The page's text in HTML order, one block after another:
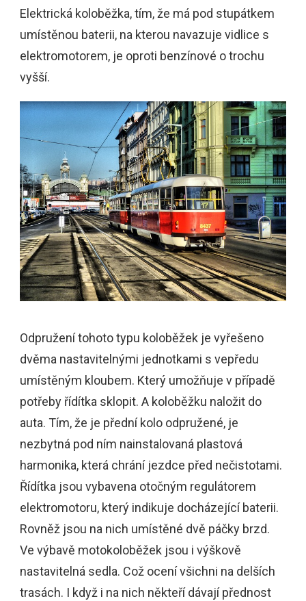
Elektrická koloběžka, tím, že má pod stupátkem
umístěnou baterii, na kterou navazuje vidlice s
elektromotorem, je oproti benzínové o trochu
vyšší.
Odpružení tohoto typu koloběžek je vyřešeno
dvěma nastavitelnými jednotkami s vepředu
umístěným kloubem. Který umožňuje v případě
potřeby řídítka sklopit. A koloběžku naložit do
auta. Tím, že je přední kolo odpružené, je
nezbytná pod ním nainstalovaná plastová
harmonika, která chrání jezdce před nečistotami.
Řídítka jsou vybavena otočným regulátorem
elektromotoru, který indikuje docházející baterii.
Rovněž jsou na nich umístěné dvě páčky brzd.
Ve výbavě motokoloběžek jsou i výškově
nastavitelná sedla. Což ocení všichni na delších
trasách. I když i na nich někteří dávají přednost